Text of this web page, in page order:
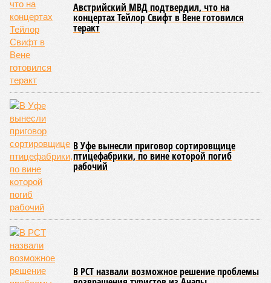
эту жизнь уничтожить. Так уж вышло, что внутренние
процессы на планете включают в себя всевозможные
геологические, метеорологические и физические явления,
которые для человека довольно опасны. Или попросту
смертельны. И вот несколько тому примеров.
Все стихии сразу
Около 100 лет назад в Поднебесной приключилось то, что
у нас назвали бы тридцатью тремя несчастьями. Страну
последовательно поразили: многолетняя засуха, страшный
паводок, невероятные ливни. Несколько миллионов
человек не пережили этот разгул стихий. Вот что тогда
приключилось.
Зима 1931 года выдалась в Китае чрезвычайно
продолжительной и суровой. Снега образовалось огромное
количество – казалось бы, хороший знак после периода
великой суши, продолжавшегося с 1928-го. Но всё
обратилось катастрофой. Снег растаял, устремился в реки,
начался небывалый паводок, быстро обернувшийся
страшным наводнением, которое обильные весенние ливни